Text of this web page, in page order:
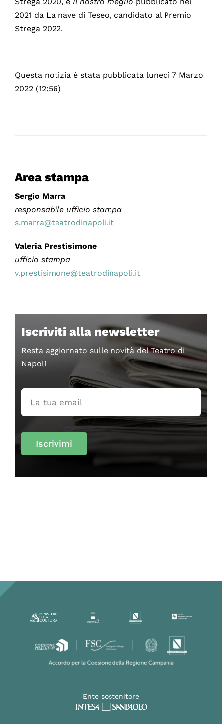
2021 da La nave di Teseo, candidato al Premio
Strega 2022.
Questa notizia è stata pubblicata lunedì 7 Marzo
2022 (12:56)
Area stampa
Sergio Marra
responsabile ufficio stampa
s.marra@teatrodinapoli.it
Valeria Prestisimone
ufficio stampa
v.prestisimone@teatrodinapoli.it
Iscriviti alla newsletter
Resta aggiornato sulle novità del Teatro di
Napoli
Iscrivimi
Ente sostenitore